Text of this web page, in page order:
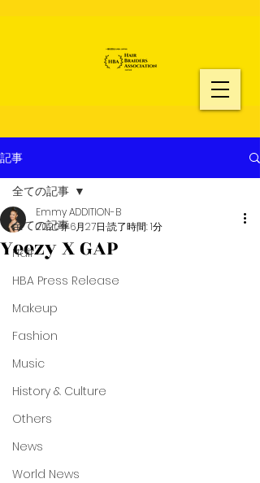
記事
全ての記事
Hair
HBA Press Release
Makeup
Fashion
Music
History & Culture
Others
News
World News
全ての記事
Yeezy X GAP
Emmy ADDITION-B
2020年6月27日 読了時間: 1分